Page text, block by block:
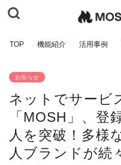
TOP 機能紹介 活用事例
お知らせ
ネットでサービ
「MOSH」、登
人を突破！多様
人ブランドが続